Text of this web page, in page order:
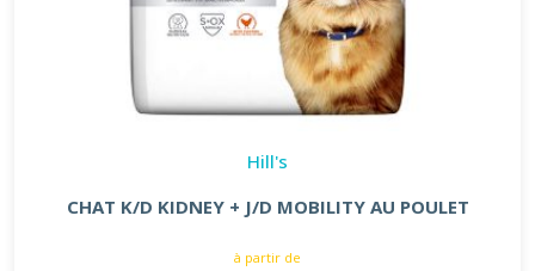
Hill's
CHAT K/D KIDNEY + J/D MOBILITY AU POULET
à partir de